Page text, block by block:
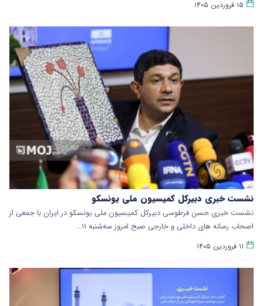
۱۵ فروردین ۱۴۰۵
نشست خبری دبیرکل کمیسیون ملی یونسکو
نشست خبری حسن فرطوسی دبیرکل کمیسیون ملی یونسکو در ایران با جمعی از
اصحاب رسانه های داخلی و خارجی صبح امروز سه‌شنبه ۱۱…
۱۱ فروردین ۱۴۰۵